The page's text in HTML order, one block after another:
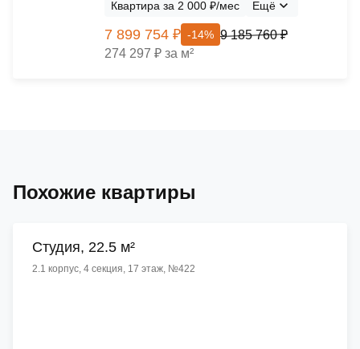
Квартира за 2 000 ₽/мес
Ещё
7 899 754 ₽ -14% 9 185 760 ₽
274 297 ₽ за м²
Похожие квартиры
Cтудия, 22.5 м²
2.1 корпус, 4 секция, 17 этаж, №422